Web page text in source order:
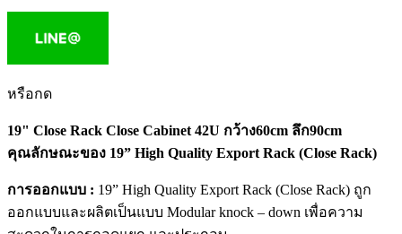
หรือกด
19" Close Rack Close Cabinet 42U กว้าง60cm ลึก90cm
คุณลักษณะของ 19” High Quality Export Rack (Close Rack)
การออกแบบ : 19” High Quality Export Rack (Close Rack) ถูก
ออกแบบและผลิตเป็นแบบ Modular knock – down เพื่อความ